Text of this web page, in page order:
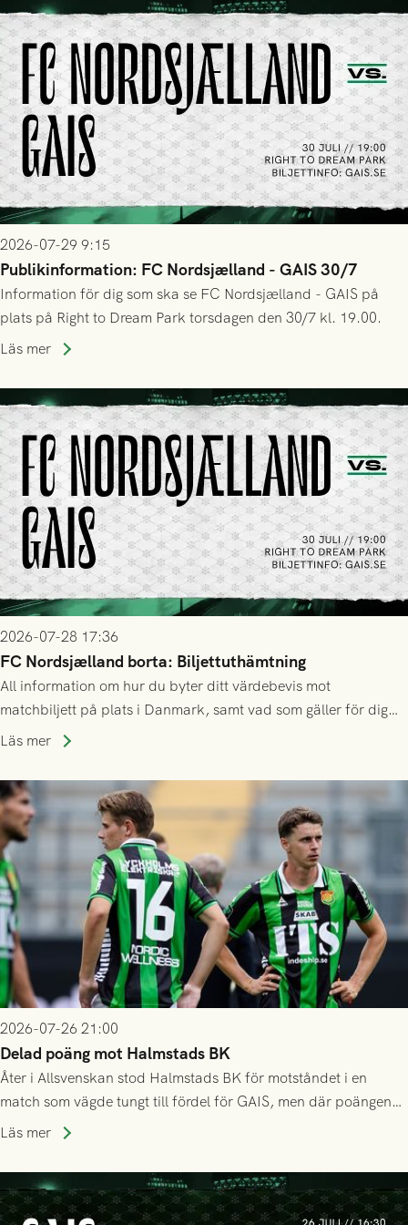
2026-07-29 9:15
Publikinformation: FC Nordsjælland - GAIS 30/7
Information för dig som ska se FC Nordsjælland - GAIS på
plats på Right to Dream Park torsdagen den 30/7 kl. 19.00.
Läs mer
2026-07-28 17:36
FC Nordsjælland borta: Biljettuthämtning
All information om hur du byter ditt värdebevis mot
matchbiljett på plats i Danmark, samt vad som gäller för dig
som står på reservlista eller fått förhinder.
Läs mer
2026-07-26 21:00
Delad poäng mot Halmstads BK
Åter i Allsvenskan stod Halmstads BK för motståndet i en
match som vägde tungt till fördel för GAIS, men där poängen
delades efter dramatik på tilläggstid.
Läs mer